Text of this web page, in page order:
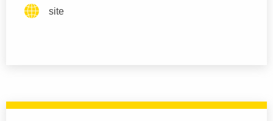
site